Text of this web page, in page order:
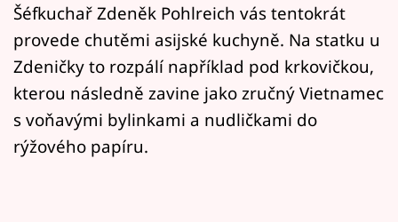
Pořady
Mámy sobě
Přihlášení
Šéfkuchař Zdeněk Pohlreich vás tentokrát
provede chutěmi asijské kuchyně. Na statku u
Zdeničky to rozpálí například pod krkovičkou,
kterou následně zavine jako zručný Vietnamec
s voňavými bylinkami a nudličkami do
rýžového papíru.